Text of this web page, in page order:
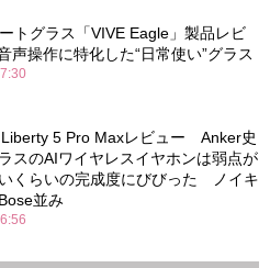
トグラス「VIVE Eagle」製品レビ
操作に特化した“日常使い”グラス
5 Pro Maxレビュー Anker史
スのAIワイヤレスイヤホンは弱点が
くらいの完成度にびびった ノイキ
並み